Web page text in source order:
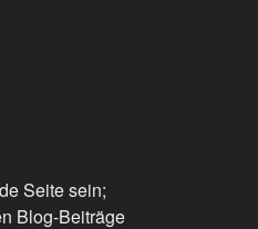
Seite sein;
Blog-Beiträge